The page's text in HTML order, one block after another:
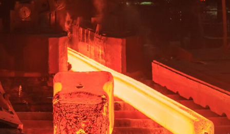
Contactez-nous
ENGLISH
S’abonner aux articles Osler
S’abonner